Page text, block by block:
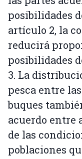
posibilidades
artículo 2, la
reducirá
posibilidades
3. La
pesca entre
buques
acuerdo entre
de las
poblaciones